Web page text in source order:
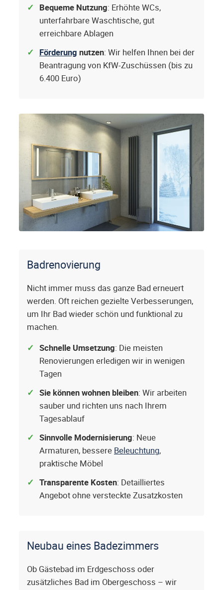
Bequeme Nutzung: Erhöhte WCs,
unterfahrbare Waschtische, gut
erreichbare Ablagen
Förderung nutzen: Wir helfen Ihnen bei der
Beantragung von KfW-Zuschüssen (bis zu
6.400 Euro)
Badrenovierung
Nicht immer muss das ganze Bad erneuert
werden. Oft reichen gezielte Verbesserungen,
um Ihr Bad wieder schön und funktional zu
machen.
Schnelle Umsetzung: Die meisten
Renovierungen erledigen wir in wenigen
Tagen
Sie können wohnen bleiben: Wir arbeiten
sauber und richten uns nach Ihrem
Tagesablauf
Sinnvolle Modernisierung: Neue
Armaturen, bessere Beleuchtung,
praktische Möbel
Transparente Kosten: Detailliertes
Angebot ohne versteckte Zusatzkosten
Neubau eines Badezimmers
Ob Gästebad im Erdgeschoss oder
zusätzliches Bad im Obergeschoss – wir